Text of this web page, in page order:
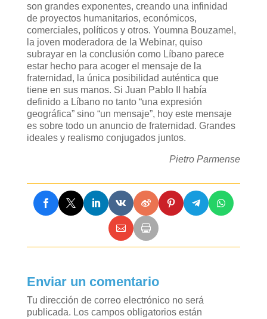
son grandes exponentes, creando una infinidad
de proyectos humanitarios, económicos,
comerciales, políticos y otros. Youmna Bouzamel,
la joven moderadora de la Webinar, quiso
subrayar en la conclusión como Líbano parece
estar hecho para acoger el mensaje de la
fraternidad, la única posibilidad auténtica que
tiene en sus manos. Si Juan Pablo II había
definido a Líbano no tanto “una expresión
geográfica” sino “un mensaje”, hoy este mensaje
es sobre todo un anuncio de fraternidad. Grandes
ideales y realismo conjugados juntos.
Pietro Parmense
Enviar un comentario
Tu dirección de correo electrónico no será
publicada. Los campos obligatorios están